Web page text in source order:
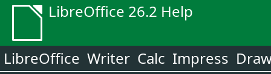
LibreOffice 26.2 Help
LibreOffice Writer Calc Impress